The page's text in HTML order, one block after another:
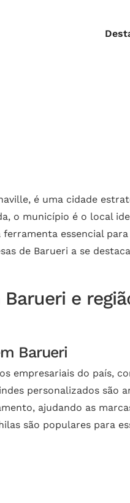
é uma cidade
o município é o local
ferramenta essencial
de Barueri a se
e
Barueri
empresariais do país,
personalizados são
ajudando as
são populares para